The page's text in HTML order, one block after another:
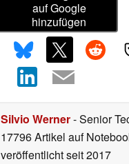
auf Google
hinzufügen
Silvio Werner- Senior
17796 Artikel auf
veröffentlichtseit 2017